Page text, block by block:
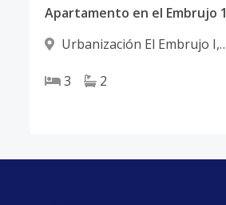
Apartamento en el Embrujo 1
Urbanización El Embrujo I,
3
2